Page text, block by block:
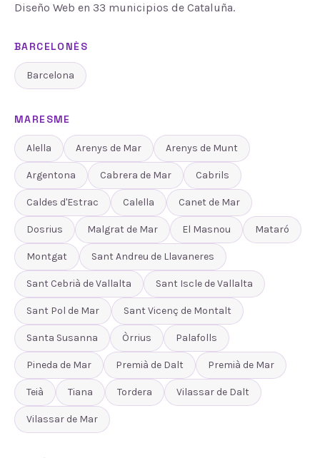
Diseño Web en 33 municipios de Cataluña.
BARCELONÈS
Barcelona
MARESME
Alella Arenys de Mar Arenys de Munt
Argentona Cabrera de Mar Cabrils
Caldes d'Estrac Calella Canet de Mar
Dosrius Malgrat de Mar El Masnou Mataró
Montgat Sant Andreu de Llavaneres
Sant Cebrià de Vallalta Sant Iscle de Vallalta
Sant Pol de Mar Sant Vicenç de Montalt
Santa Susanna Òrrius Palafolls
Pineda de Mar Premià de Dalt Premià de Mar
Teià Tiana Tordera Vilassar de Dalt
Vilassar de Mar